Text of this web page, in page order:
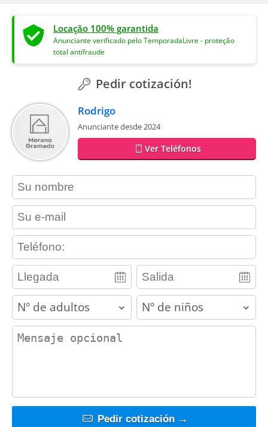
Locação 100% garantida
Anunciante verificado pelo TemporadaLivre - proteção
total antifraude
Pedir cotización!
Rodrigo
Anunciante desde 2024
Ver Teléfonos
contact_name
contact_email
contact_phone
adults children
contact_message
Pedir cotización →